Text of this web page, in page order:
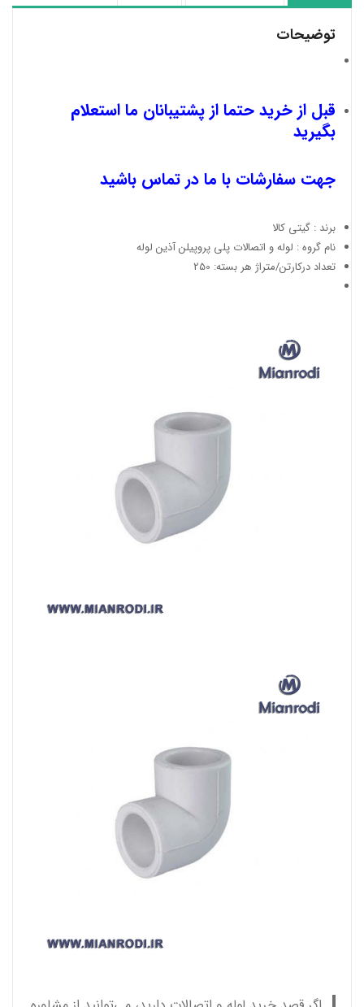
توضیحات
قبل از خرید حتما از پشتیبانان ما استعلام
بگیرید
جهت سفارشات با ما در تماس باشید
برند : گیتی کالا
نام گروه : لوله و اتصالات پلی پروپیلن آذین لوله
تعداد درکارتن/متراژ هر بسته: 250